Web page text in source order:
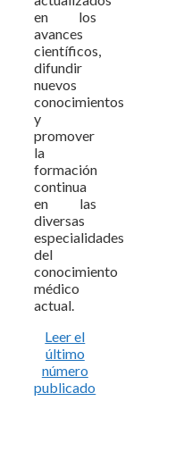
en los
avances
científicos,
difundir
nuevos
conocimientos
y
promover
la
formación
continua
en las
diversas
especialidades
del
conocimiento
médico
actual.
Leer el
último
número
publicado